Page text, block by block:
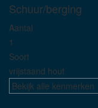
Schuur/berging
Aantal
1
Soort
vrijstaand hout
Bekijk alle kenmerken